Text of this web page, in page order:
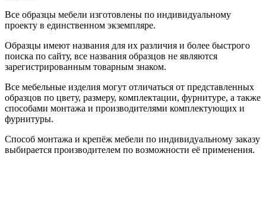
Все образцы мебели изготовлены по индивидуальному
проекту в единственном экземпляре.
Образцы имеют названия для их различия и более быстрого
поиска по сайту, все названия образцов не являются
зарегистрированным товарным знаком.
Все мебельные изделия могут отличаться от представленных
образцов по цвету, размеру, комплектации, фурнитуре, а также
способами монтажа и производителями комплектующих и
фурнитуры.
Способ монтажа и крепёж мебели по индивидуальному заказу
выбирается производителем по возможности её применения.